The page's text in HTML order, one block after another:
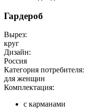
Гардероб
Вырез:
круг
Дизайн:
Россия
Категория потребителя:
для женщин
Комплектация:
с карманами